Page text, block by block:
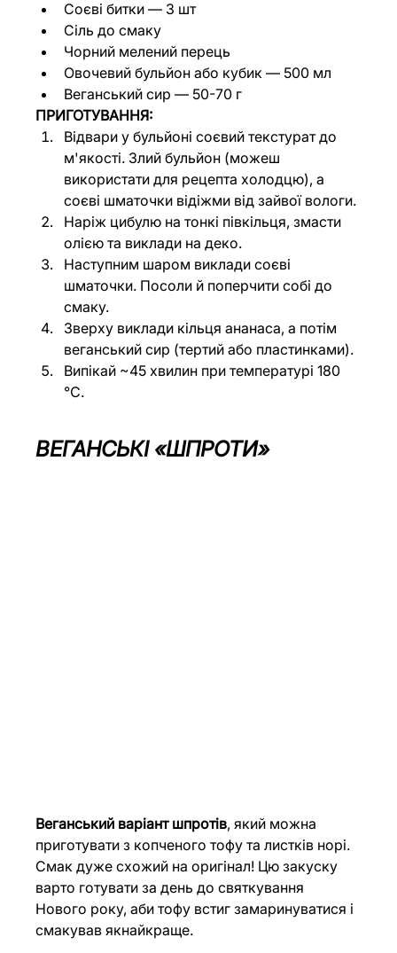
Соєві битки — 3 шт
Сіль до смаку
Чорний мелений перець
Овочевий бульйон або кубик — 500 мл
Веганський сир — 50-70 г
ПРИГОТУВАННЯ:
Відвари у бульйоні соєвий текстурат до
м'якості. Злий бульйон (можеш
використати для рецепта холодцю), а
соєві шматочки відіжми від зайвої вологи.
Наріж цибулю на тонкі півкільця, змасти
олією та виклади на деко.
Наступним шаром виклади соєві
шматочки. Посоли й поперчити собі до
смаку.
Зверху виклади кільця ананаса, а потім
веганський сир (тертий або пластинками).
Випікай ~45 хвилин при температурі 180
℃.
ВЕГАНСЬКІ «ШПРОТИ»
Веганський варіант шпротів, який можна
приготувати з копченого тофу та листків норі.
Смак дуже схожий на оригінал! Цю закуску
варто готувати за день до святкування
Нового року, аби тофу встиг замаринуватися і
смакував якнайкраще.